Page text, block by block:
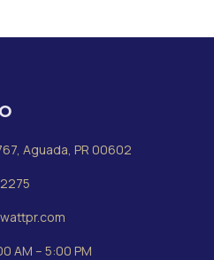
Aguada, PR 00602
AM – 5:00 PM